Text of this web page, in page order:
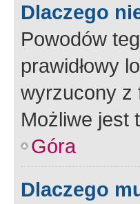
Dlaczego
Powodów
prawidłowy
wyrzucony z
Możliwe jest
Góra
Dlaczego